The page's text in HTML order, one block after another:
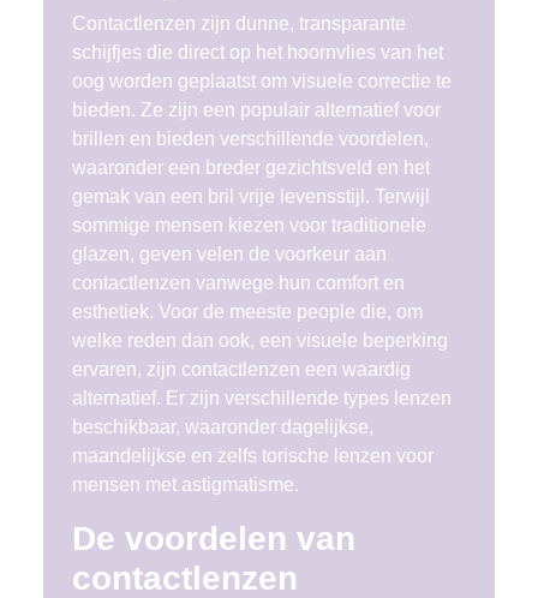
Contactlenzen zijn dunne, transparante
schijfjes die direct op het hoornvlies van het
oog worden geplaatst om visuele correctie te
bieden. Ze zijn een populair alternatief voor
brillen en bieden verschillende voordelen,
waaronder een breder gezichtsveld en het
gemak van een bril vrije levensstijl. Terwijl
sommige mensen kiezen voor traditionele
glazen, geven velen de voorkeur aan
contactlenzen vanwege hun comfort en
esthetiek. Voor de meeste people die, om
welke reden dan ook, een visuele beperking
ervaren, zijn contactlenzen een waardig
alternatief. Er zijn verschillende types lenzen
beschikbaar, waaronder dagelijkse,
maandelijkse en zelfs torische lenzen voor
mensen met astigmatisme.
De voordelen van
contactlenzen